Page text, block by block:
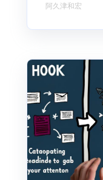
阿久津和宏